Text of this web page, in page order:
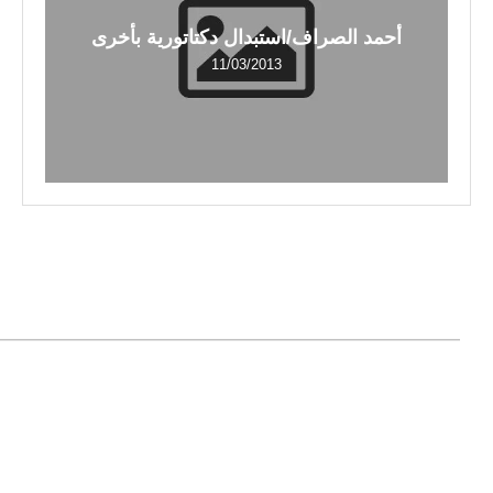
أحمد الصراف/استبدال دكتاتورية بأخرى
11/03/2013